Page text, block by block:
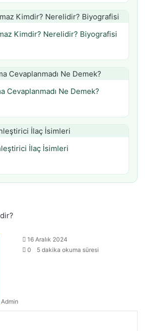
Kimdir? Nerelidir? Biyografisi
Cevaplanmadı Ne Demek?
İlaç İsimleri
Admin
16 Aralık 2024
0
5 dakika okuma süresi